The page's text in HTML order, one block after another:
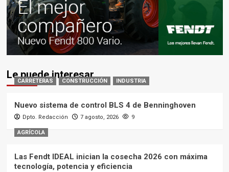
Le puede interesar
CARRETERAS CONSTRUCCIÓN INDUSTRIA
Nuevo sistema de control BLS 4 de Benninghoven
Dpto. Redacción 7 agosto, 2026 9
AGRÍCOLA
Las Fendt IDEAL inician la cosecha 2026 con máxima
tecnología, potencia y eficiencia